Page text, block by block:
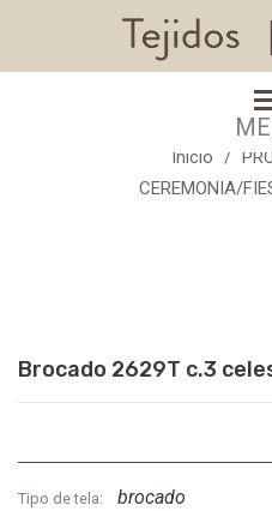
Brocado
Inicio
CEREMONIA/
Brocado 2629T c.3
Tipo de tela: brocado